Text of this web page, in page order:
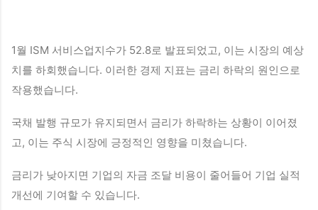
1월 ISM 서비스업지수가 52.8로 발표되었고, 이는 시장의 예상
치를 하회했습니다. 이러한 경제 지표는 금리 하락의 원인으로
작용했습니다.
국채 발행 규모가 유지되면서 금리가 하락하는 상황이 이어졌
고, 이는 주식 시장에 긍정적인 영향을 미쳤습니다.
금리가 낮아지면 기업의 자금 조달 비용이 줄어들어 기업 실적
개선에 기여할 수 있습니다.